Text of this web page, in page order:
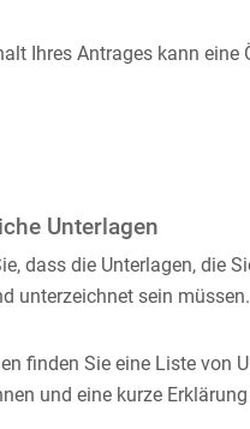
Ihres Antrages kann
Unterlagen
dass die Unterlagen, die
unterzeichnet sein müssen.
finden Sie eine Liste von
und eine kurze